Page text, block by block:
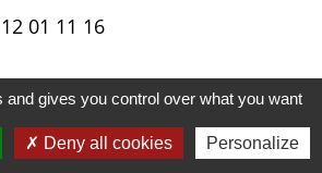
01 11 16
pièces
gives you control over what you want
Deny all cookies Personalize